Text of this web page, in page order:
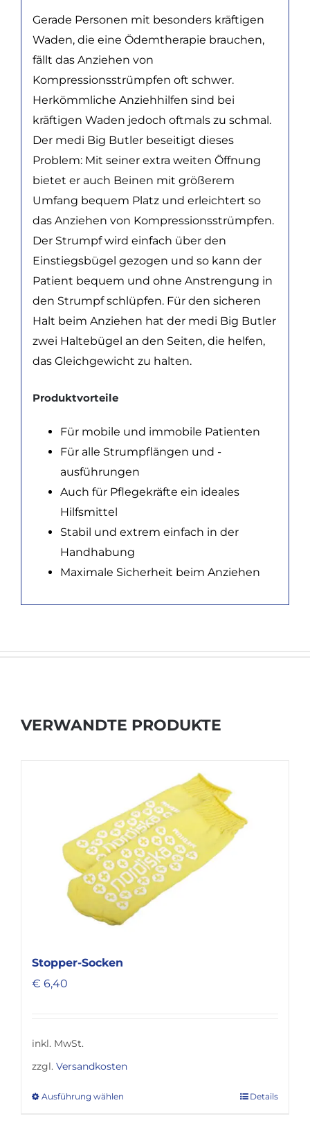
Gerade Personen mit besonders kräftigen
Waden, die eine Ödemtherapie brauchen,
fällt das Anziehen von
Kompressionsstrümpfen oft schwer.
Herkömmliche Anziehhilfen sind bei
kräftigen Waden jedoch oftmals zu schmal.
Der medi Big Butler beseitigt dieses
Problem: Mit seiner extra weiten Öffnung
bietet er auch Beinen mit größerem
Umfang bequem Platz und erleichtert so
das Anziehen von Kompressionsstrümpfen.
Der Strumpf wird einfach über den
Einstiegsbügel gezogen und so kann der
Patient bequem und ohne Anstrengung in
den Strumpf schlüpfen. Für den sicheren
Halt beim Anziehen hat der medi Big Butler
zwei Haltebügel an den Seiten, die helfen,
das Gleichgewicht zu halten.
Produktvorteile
Für mobile und immobile Patienten
Für alle Strumpflängen und -
ausführungen
Auch für Pflegekräfte ein ideales
Hilfsmittel
Stabil und extrem einfach in der
Handhabung
Maximale Sicherheit beim Anziehen
VERWANDTE PRODUKTE
Stopper-Socken
€ 6,40
inkl. MwSt.
zzgl. Versandkosten
Ausführung wählenDieses
Details